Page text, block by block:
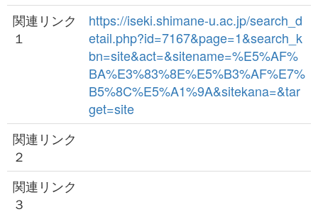
関連リンク
１
https://iseki.shimane-u.ac.jp/search_d
etail.php?id=7167&page=1&search_k
bn=site&act=&sitename=%E5%AF%
BA%E3%83%8E%E5%B3%AF%E7%
B5%8C%E5%A1%9A&sitekana=&tar
get=site
関連リンク
２
関連リンク
３